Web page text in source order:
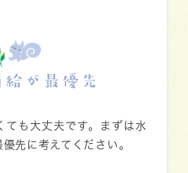
が最優先
ても大丈夫です。まずは 水
優先に考えてください。